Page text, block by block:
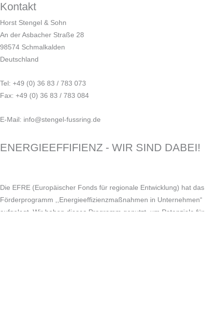
Kontakt
Horst Stengel & Sohn
An der Asbacher Straße 28
98574 Schmalkalden
Deutschland
Tel: +49 (0) 36 83 / 783 073
Fax: +49 (0) 36 83 / 783 084
E-Mail: info@stengel-fussring.de
ENERGIEEFFIFIENZ - WIR SIND DABEI!
Die EFRE (Europäischer Fonds für regionale Entwicklung) hat das
Förderprogramm ,,Energieeffizienzmaßnahmen in Unternehmen“
aufgelegt. Wir haben dieses Programm genutzt, um Potenziale für